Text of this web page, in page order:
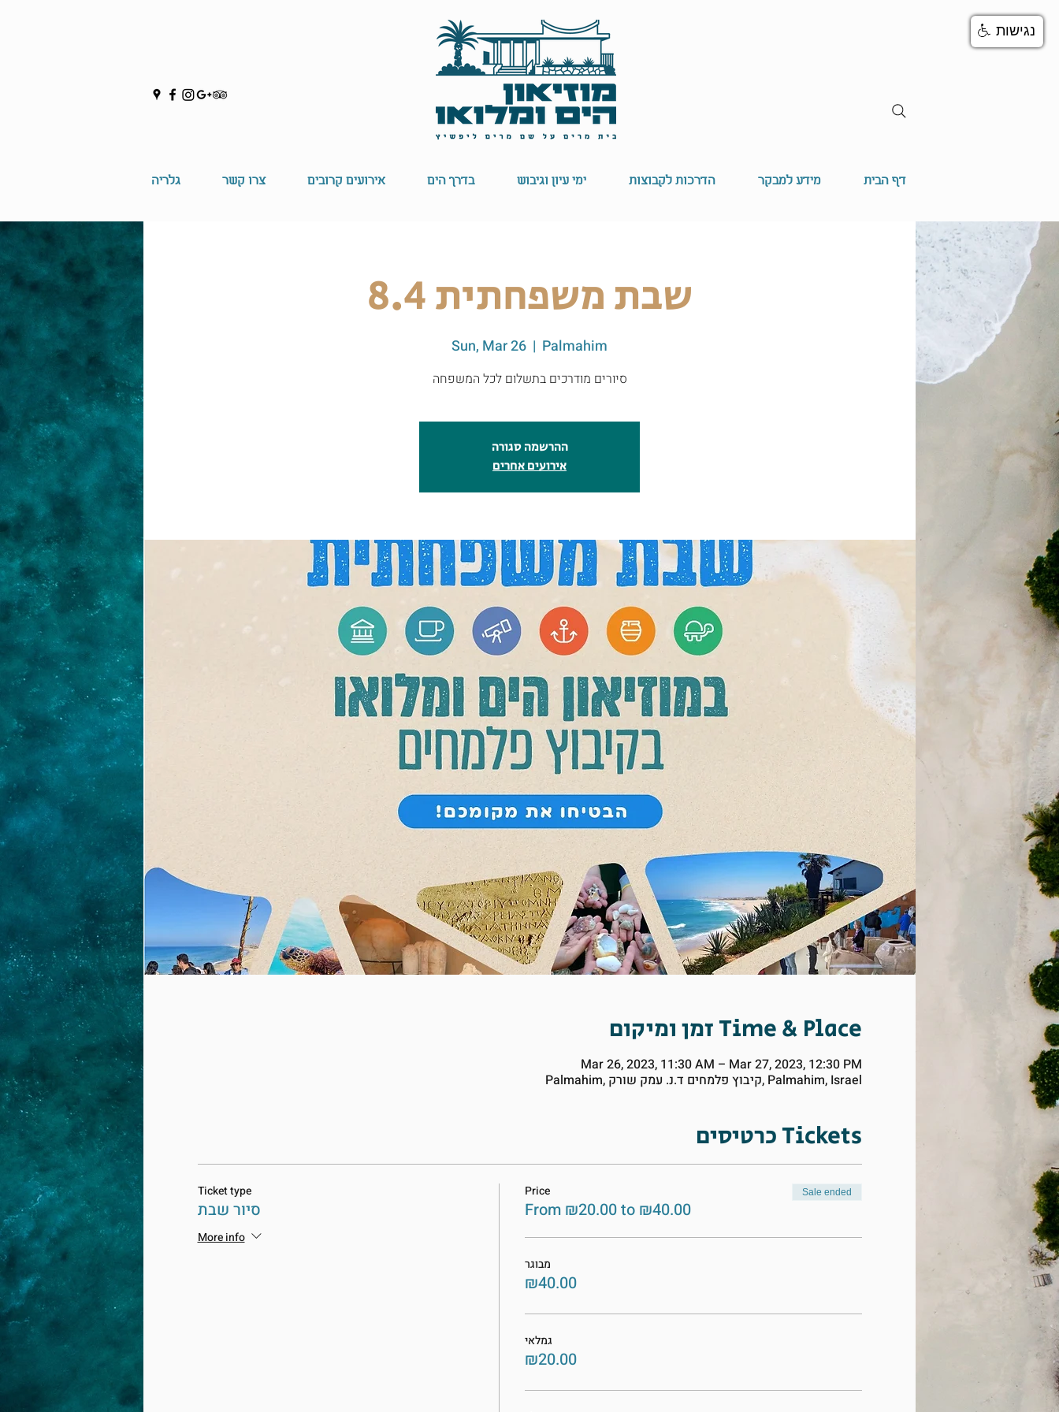
דף הבית מידע למבקר הדרכות לקבוצות ימי עיון וגיבוש בדרך הים אירועים קרובים צרו קשר גלריה
שבת משפחתית 8.4
Sun, Mar 26
  |
Palmahim
ההרשמה סגורה
אירועים אחרים
זמן ומיקום Time & Place
Mar 26, 2023, 11:30 AM – Mar 27, 2023, 12:30 PM
Palmahim, קיבוץ פלמחים ד.נ. עמק שורק, Palmahim, Israel
כרטיסים Tickets
Ticket type
סיור שבת
More info
Price
From ₪20.00 to ₪40.00
Sale ended
מבוגר
₪40.00
גמלאי
₪20.00
נגישות